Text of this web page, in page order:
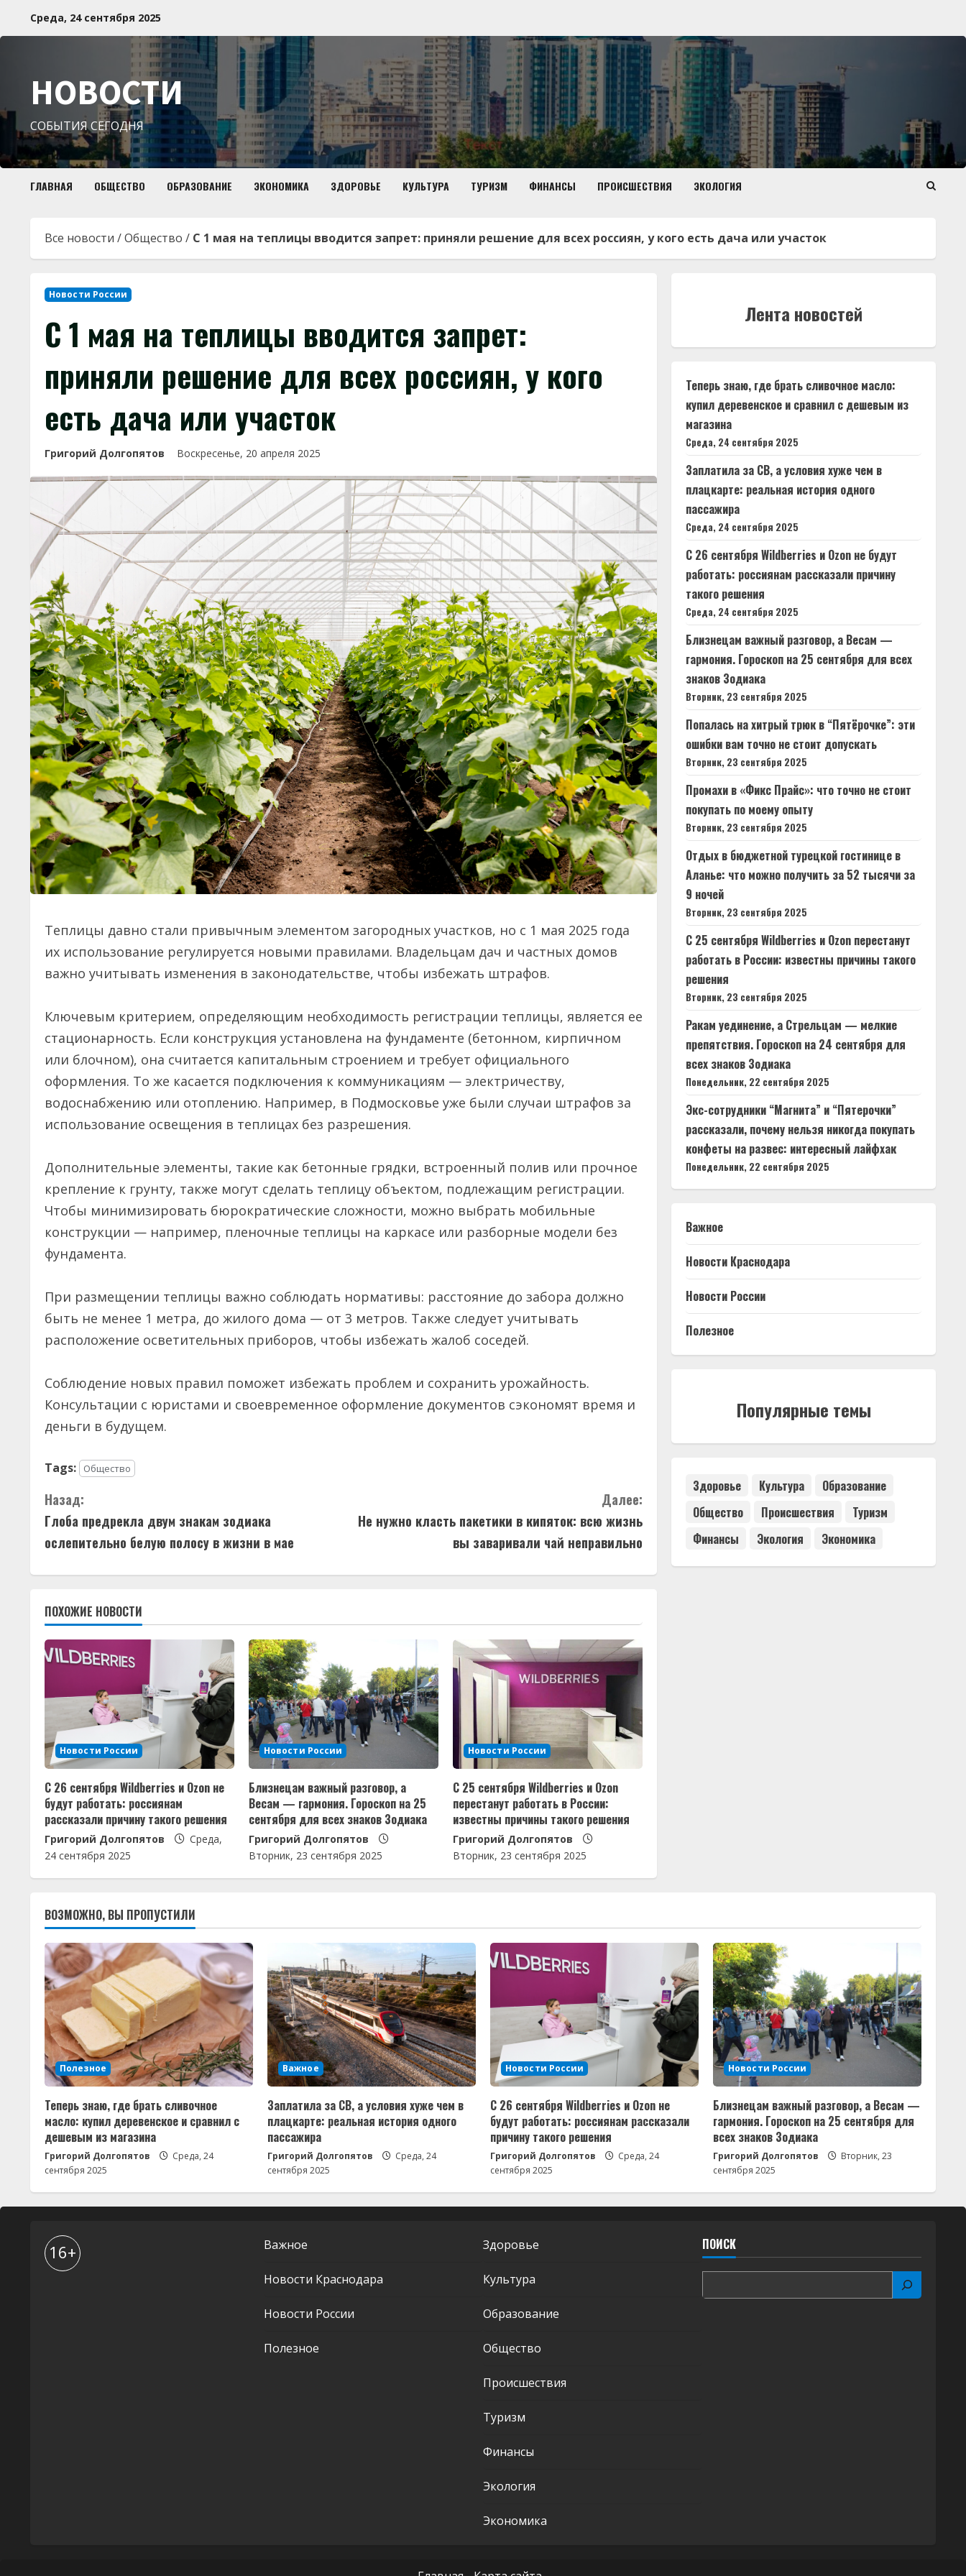
Среда, 24 сентября 2025
НОВОСТИ
СОБЫТИЯ СЕГОДНЯ
ГЛАВНАЯ ОБЩЕСТВО ОБРАЗОВАНИЕ ЭКОНОМИКА ЗДОРОВЬЕ КУЛЬТУРА ТУРИЗМ ФИНАНСЫ ПРОИСШЕСТВИЯ ЭКОЛОГИЯ
Все новости /Общество / С 1 мая на теплицы вводится запрет: приняли решение для всех россиян, у кого есть дача или участок
Новости России
С 1 мая на теплицы вводится запрет:
приняли решение для всех россиян, у кого
есть дача или участок
Григорий Долгопятов Воскресенье, 20 апреля 2025
Теплицы давно стали привычным элементом загородных участков, но с 1 мая 2025 года
их использование регулируется новыми правилами. Владельцам дач и частных домов
важно учитывать изменения в законодательстве, чтобы избежать штрафов.
Ключевым критерием, определяющим необходимость регистрации теплицы, является ее
стационарность. Если конструкция установлена на фундаменте (бетонном, кирпичном
или блочном), она считается капитальным строением и требует официального
оформления. То же касается подключения к коммуникациям — электричеству,
водоснабжению или отоплению. Например, в Подмосковье уже были случаи штрафов за
использование освещения в теплицах без разрешения.
Дополнительные элементы, такие как бетонные грядки, встроенный полив или прочное
крепление к грунту, также могут сделать теплицу объектом, подлежащим регистрации.
Чтобы минимизировать бюрократические сложности, можно выбрать мобильные
конструкции — например, пленочные теплицы на каркасе или разборные модели без
фундамента.
При размещении теплицы важно соблюдать нормативы: расстояние до забора должно
быть не менее 1 метра, до жилого дома — от 3 метров. Также следует учитывать
расположение осветительных приборов, чтобы избежать жалоб соседей.
Соблюдение новых правил поможет избежать проблем и сохранить урожайность.
Консультации с юристами и своевременное оформление документов сэкономят время и
деньги в будущем.
Tags: Общество
П
р
о
л
и
т
ь
ч
т
е
и
е
Назад:
Глоба предрекла двум знакам зодиака
ослепительно белую полосу в жизни в мае
Далее:
Не нужно класть пакетики в кипяток: всю жизнь
вы заваривали чай неправильно
ПОХОЖИЕ НОВОСТИ
Новости России
С 26 сентября Wildberries и Ozon не
будут работать: россиянам
рассказали причину такого решения
Григорий Долгопятов
Среда,
24 сентября 2025
Новости России
Близнецам важный разговор, а
Весам — гармония. Гороскоп на 25
сентября для всех знаков Зодиака
Григорий Долгопятов
Вторник, 23 сентября 2025
Новости России
С 25 сентября Wildberries и Ozon
перестанут работать в России:
известны причины такого решения
Григорий Долгопятов
Вторник, 23 сентября 2025
Лента новостей
Теперь знаю, где брать сливочное масло:
купил деревенское и сравнил с дешевым из
магазина
Среда, 24 сентября 2025
Заплатила за СВ, а условия хуже чем в
плацкарте: реальная история одного
пассажира
Среда, 24 сентября 2025
С 26 сентября Wildberries и Ozon не будут
работать: россиянам рассказали причину
такого решения
Среда, 24 сентября 2025
Близнецам важный разговор, а Весам —
гармония. Гороскоп на 25 сентября для всех
знаков Зодиака
Вторник, 23 сентября 2025
Попалась на хитрый трюк в “Пятёрочке”: эти
ошибки вам точно не стоит допускать
Вторник, 23 сентября 2025
Промахи в «Фикс Прайс»: что точно не стоит
покупать по моему опыту
Вторник, 23 сентября 2025
Отдых в бюджетной турецкой гостинице в
Аланье: что можно получить за 52 тысячи за
9 ночей
Вторник, 23 сентября 2025
С 25 сентября Wildberries и Ozon перестанут
работать в России: известны причины такого
решения
Вторник, 23 сентября 2025
Ракам уединение, а Стрельцам — мелкие
препятствия. Гороскоп на 24 сентября для
всех знаков Зодиака
Понедельник, 22 сентября 2025
Экс-сотрудники “Магнита” и “Пятерочки”
рассказали, почему нельзя никогда покупать
конфеты на развес: интересный лайфхак
Понедельник, 22 сентября 2025
Важное
Новости Краснодара
Новости России
Полезное
Популярные темы
Здоровье Культура
Образование
Общество
Происшествия
Туризм
Финансы
Экология Экономика
ВОЗМОЖНО, ВЫ ПРОПУСТИЛИ
Полезное
Теперь знаю, где брать сливочное
масло: купил деревенское и сравнил с
дешевым из магазина
Григорий Долгопятов
Среда, 24
сентября 2025
Важное
Заплатила за СВ, а условия хуже чем в
плацкарте: реальная история одного
пассажира
Григорий Долгопятов
Среда, 24
сентября 2025
Новости России
С 26 сентября Wildberries и Ozon не
будут работать: россиянам рассказали
причину такого решения
Григорий Долгопятов
Среда, 24
сентября 2025
Новости России
Близнецам важный разговор, а Весам —
гармония. Гороскоп на 25 сентября для
всех знаков Зодиака
Григорий Долгопятов
Вторник, 23
сентября 2025
16+ Важное
Новости Краснодара
Новости России
Полезное
Здоровье
Культура
Образование
Общество
Происшествия
Туризм
Финансы
Экология
Экономика
ПОИСК